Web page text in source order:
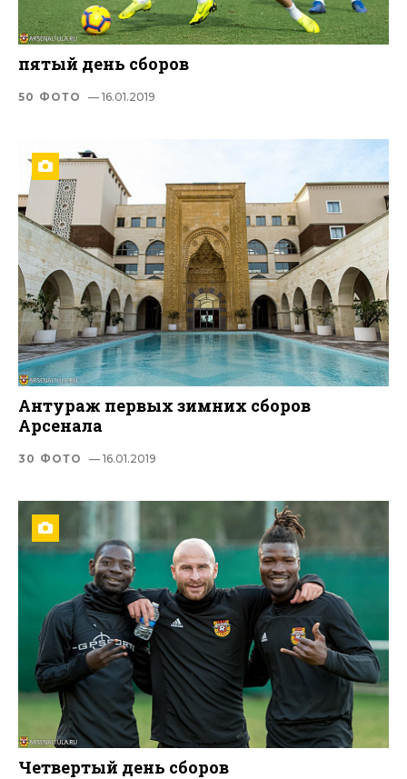
пятый день сборов
50 ФОТО — 16.01.2019
Антураж первых зимних сборов
Арсенала
30 ФОТО — 16.01.2019
Четвертый день сборов